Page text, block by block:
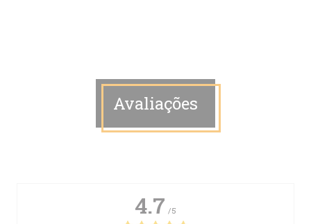
Avaliações
4.7 /5